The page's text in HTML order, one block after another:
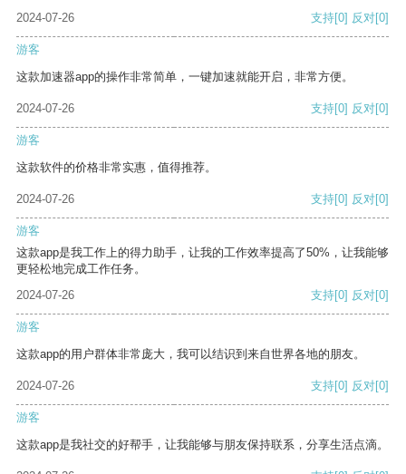
2024-07-26
支持[0] 反对[0]
游客
这款加速器app的操作非常简单，一键加速就能开启，非常方便。
2024-07-26 支持[0] 反对[0]
游客
这款软件的价格非常实惠，值得推荐。
2024-07-26 支持[0] 反对[0]
游客
这款app是我工作上的得力助手，让我的工作效率提高了50%，让我能够
更轻松地完成工作任务。
2024-07-26
支持[0] 反对[0]
游客
这款app的用户群体非常庞大，我可以结识到来自世界各地的朋友。
2024-07-26 支持[0] 反对[0]
游客
这款app是我社交的好帮手，让我能够与朋友保持联系，分享生活点滴。